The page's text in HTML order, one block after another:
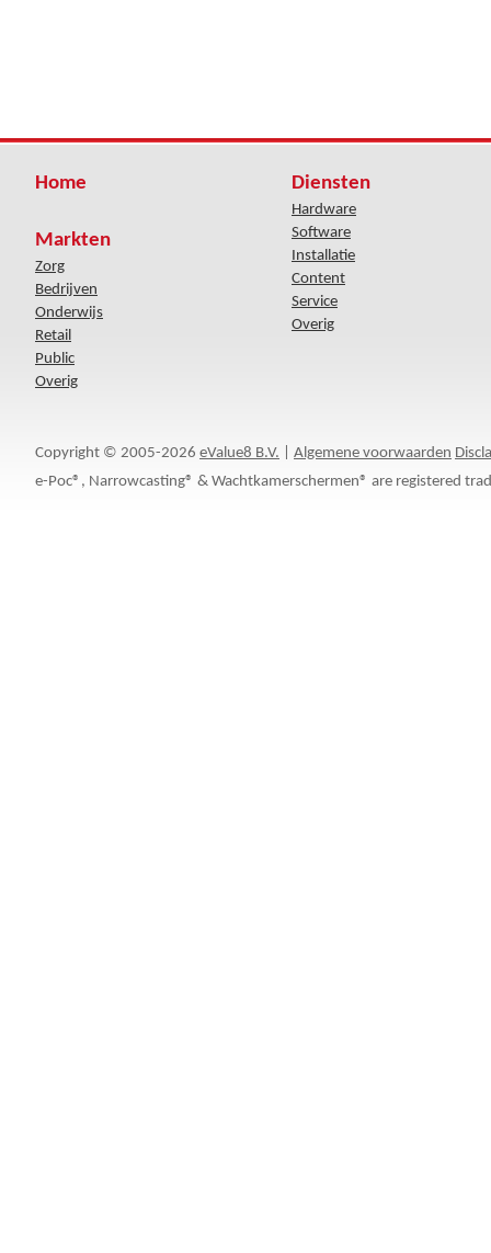
Home
Markten
Zorg
Bedrijven
Onderwijs
Retail
Public
Overig
Diensten
Hardware
Software
Installatie
Content
Service
Overig
Copyright © 2005-2026 eValue8 B.V. Algemene voorwaarden
e-Poc®, Narrowcasting® & Wachtkamerschermen® are registered